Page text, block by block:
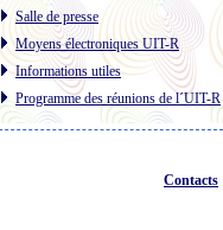
Salle de presse
Moyens électroniques UIT-R
Informations utiles
Programme des réunions de l´UIT-R
Contacts